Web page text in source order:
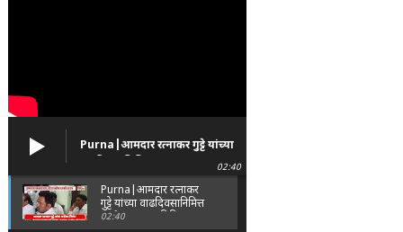
Purna|आमदार रत्नाकर गुट्टे यांच्या
वाढदिवसानिमित्त पूर्णा तालुक्यात
विविध सामाजिक उपक्रम
02:40
Purna|आमदार रत्नाकर
गुट्टे यांच्या वाढदिवसानिमित्त
पूर्णा तालुक्यात विविध
02:40